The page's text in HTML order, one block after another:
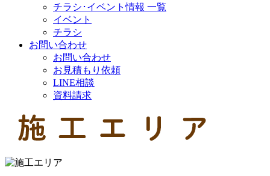
チラシ･イベント情報 一覧
イベント
チラシ
お問い合わせ
お問い合わせ
お見積もり依頼
LINE相談
資料請求